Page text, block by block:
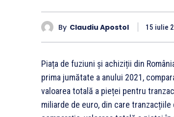
By Claudiu Apostol 15 iulie
Piața de fuziuni și achiziții din
prima jumătate a anului 2021,
valoarea totală a pieței pentru
miliarde de euro, din care